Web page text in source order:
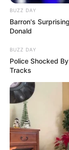
BUZZ DAY
Barron's
Donald
BUZZ DAY
Police Shocked
Tracks